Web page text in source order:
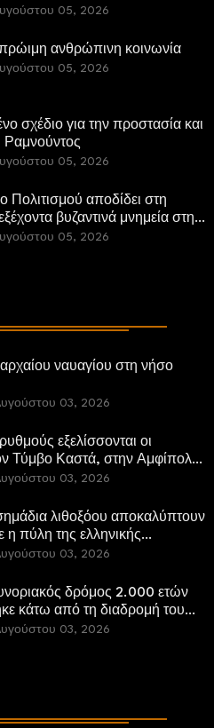
05, 2026
ανθρώπινη κοινωνία
05, 2026
σχέδιο για την προστασία και
Ραμνούντος
05, 2026
Πολιτισμού αποδίδει στη
βυζαντινά μνημεία στην
έπεται το αποκαταστημένο
05, 2026
ναυαγίου στη νήσο
03, 2026
εξελίσσονται οι
Τύμβο Καστά, στην Αμφίπολη.
μνημεία της πόλης
03, 2026
λιθοξόου αποκαλύπτουν
η πύλη της ελληνικής
στη Λιβύη03, 2026
δρόμος 2.000 ετών
κάτω από τη διαδρομή του
Α8 της Γερμανίας
03, 2026